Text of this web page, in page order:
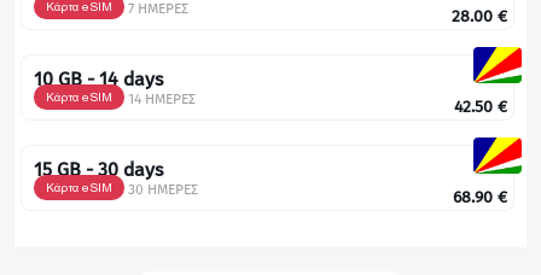
Κάρτα eSIM 7 ΗΜΕΡΕΣ 28.00 €
10 GB - 14 days
Κάρτα eSIM 14 ΗΜΕΡΕΣ 42.50 €
15 GB - 30 days
Κάρτα eSIM 30 ΗΜΕΡΕΣ 68.90 €